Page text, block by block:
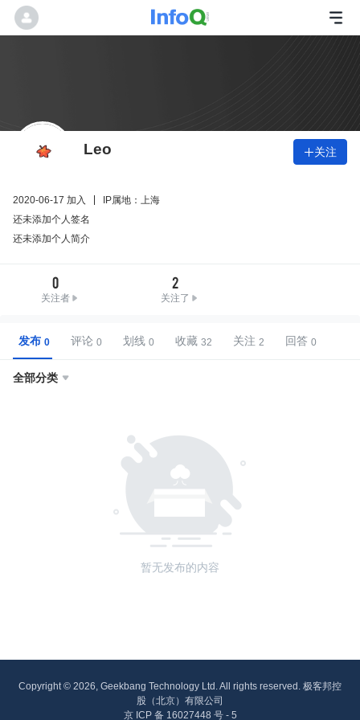
Leo 关注
2020-06-17 加入
IP属地：上海
还未添加个人签名
还未添加个人简介
0
关注者
2
关注了
发布 评论 划线 收藏 关注 回答
全部分类 
暂无发布的内容
Copyright © 2026, Geekbang Technology Ltd. All rights reserved. 极客邦控
股（北京）有限公司
京 ICP 备 16027448 号 - 5